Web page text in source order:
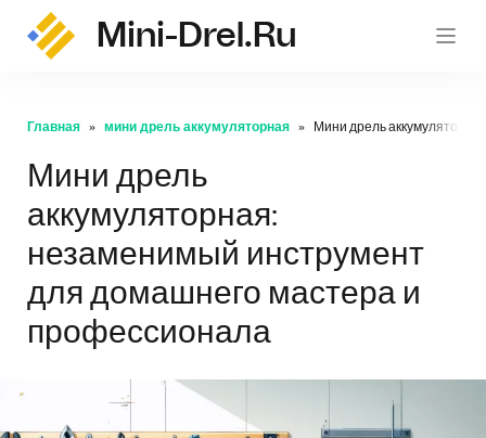
Mini-Drel.ru
Главная мини дрель аккумуляторная Мини дрель
Мини дрель
аккумуляторная:
незаменимый инструмент
для домашнего мастера и
профессионала